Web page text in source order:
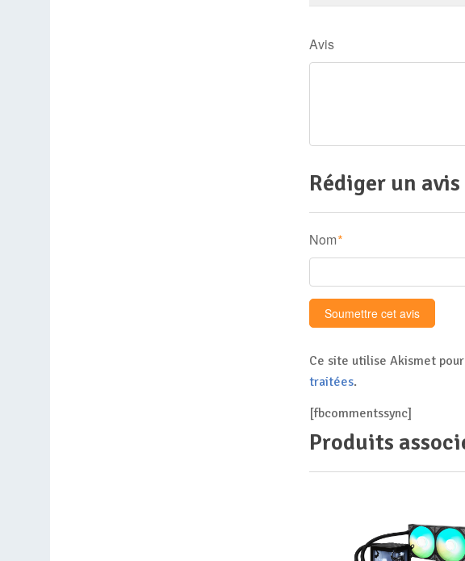
Avis
Rédiger un avis
Nom *
Ce site utilise Akismet
traitées.
[fbcommentssync]
Produits